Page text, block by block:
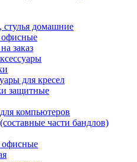
стулья домашние
офисные
заказ
для кресел
защитные
компьютеров
части бандлов)